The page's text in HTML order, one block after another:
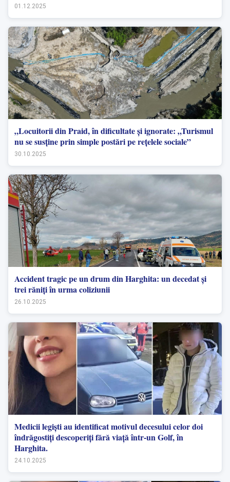
01.12.2025
„Locuitorii din Praid, în dificultate și ignorate: „Turismul
nu se susține prin simple postări pe rețelele sociale”
30.10.2025
Accident tragic pe un drum din Harghita: un decedat și
trei răniți în urma coliziunii
26.10.2025
Medicii legiști au identificat motivul decesului celor doi
îndrăgostiți descoperiți fără viață într-un Golf, în
Harghita.
24.10.2025